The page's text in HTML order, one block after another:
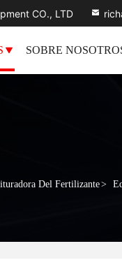
CO., LTD
SOBRE
Del Fertilizante>